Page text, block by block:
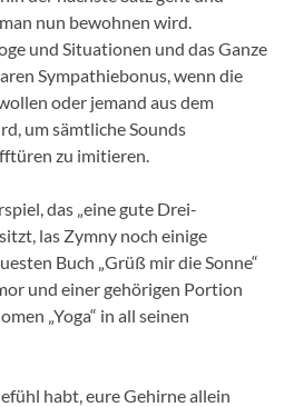
nun bewohnen wird.
und Situationen und das Ganze
Sympathiebonus, wenn die
oder jemand aus dem
um sämtliche Sounds
zu imitieren.
das „eine gute Drei-
las Zymny noch einige
Buch „Grüß mir die Sonne“
und einer gehörigen Portion
„Yoga“ in all seinen
habt, eure Gehirne allein